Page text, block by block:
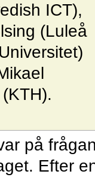
ICT),
(Luleå
på
Efter